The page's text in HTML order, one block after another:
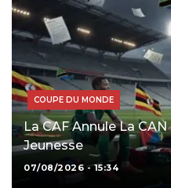
COUPE DU MONDE
La CAF Annule La
Jeunesse
07/08/2026 - 15:34